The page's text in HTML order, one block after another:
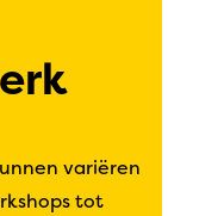
variëren
tot